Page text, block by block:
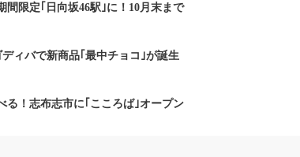
間限定｢日向坂46駅｣に！10月末まで
ディバで新商品｢最中チョコ｣が誕生
る！志布志市に｢こころば｣オープン